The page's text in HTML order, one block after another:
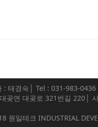
: 태경숙│ Tel : 031-983-
곶면 대곶로 321번길 220│
원일테크 INDUSTRIAL